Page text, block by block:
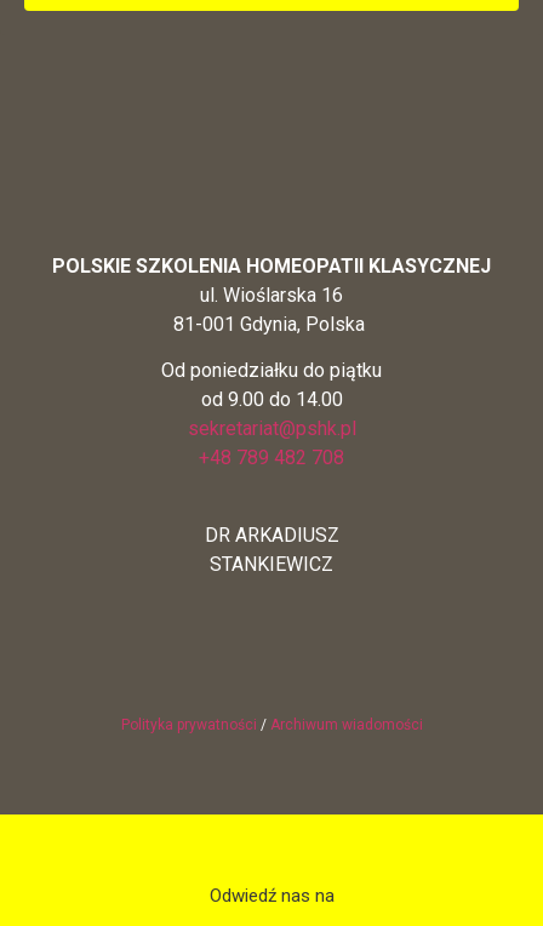
POLSKIE SZKOLENIA HOMEOPATII KLASYCZNEJ
ul. Wioślarska 16
81-001 Gdynia, Polska
Od poniedziałku do piątku
od 9.00 do 14.00
sekretariat@pshk.pl
+48 789 482 708
DR ARKADIUSZ
STANKIEWICZ
Polityka prywatności / Archiwum wiadomości
Odwiedź nas na